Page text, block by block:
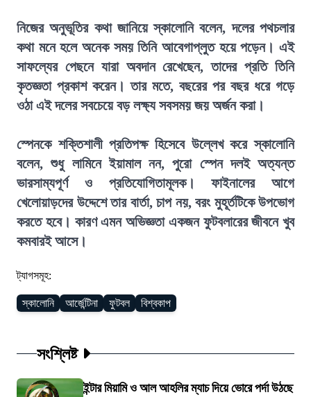
নিজের অনুভূতির কথা জানিয়ে স্কালোনি বলেন, দলের পথচলার
কথা মনে হলে অনেক সময় তিনি আবেগাপ্লুত হয়ে পড়েন। এই
সাফল্যের পেছনে যারা অবদান রেখেছেন, তাদের প্রতি তিনি
কৃতজ্ঞতা প্রকাশ করেন। তার মতে, বছরের পর বছর ধরে গড়ে
ওঠা এই দলের সবচেয়ে বড় লক্ষ্য সবসময় জয় অর্জন করা।
স্পেনকে শক্তিশালী প্রতিপক্ষ হিসেবে উল্লেখ করে স্কালোনি
বলেন, শুধু লামিনে ইয়ামাল নন, পুরো স্পেন দলই অত্যন্ত
ভারসাম্যপূর্ণ ও প্রতিযোগিতামূলক। ফাইনালের আগে
খেলোয়াড়দের উদ্দেশে তার বার্তা, চাপ নয়, বরং মুহূর্তটিকে উপভোগ
করতে হবে। কারণ এমন অভিজ্ঞতা একজন ফুটবলারের জীবনে খুব
কমবারই আসে।
ট্যাগসমূহ:
স্কালোনি আর্জেন্টিনা ফুটবল বিশ্বকাপ
সংশ্লিষ্ট
ইন্টার মিয়ামি ও আল আহলির ম্যাচ দিয়ে ভোরে পর্দা উঠছে